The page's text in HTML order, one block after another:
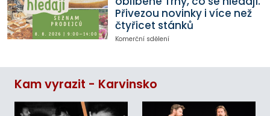
Přivezou novinky i více než
čtyřicet stánků
Komerční sdělení
Kam vyrazit - Karvinsko